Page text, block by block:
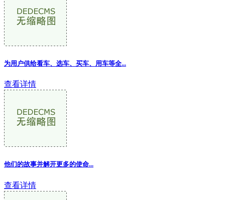
为用户供给看车、选车、买车、用车等全...
查看详情
他们的故事并解开更多的使命...
查看详情